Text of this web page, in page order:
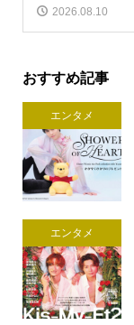
2026.08.10
おすすめ記事
エンタメ
エンタメ